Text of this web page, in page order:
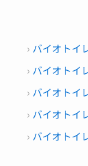
バイオトイ
バイオトイ
バイオトイ
バイオトイ
バイオトイ